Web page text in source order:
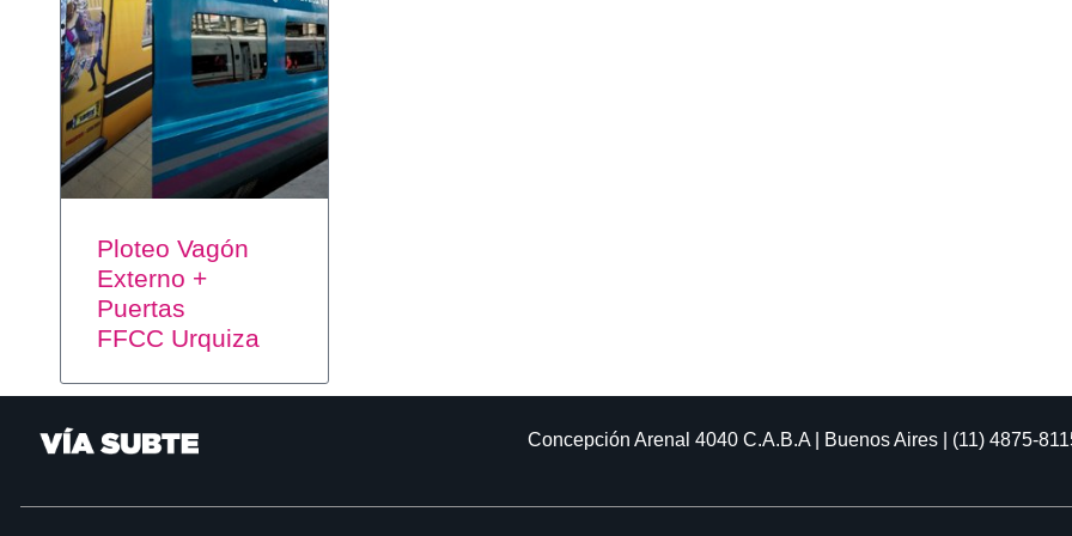
Ploteo Vagón
Externo +
Puertas
FFCC Urquiza
Concepción Arenal 4040C.A.B.A | Buenos Aires | (11) 4875-